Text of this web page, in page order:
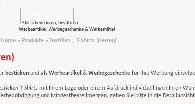
T-Shirts bedrucken, besticken
Werbeartikel, Werbegeschenke & Werbemittel
Home» Produkte» Textilien» T-Shirts (Herren)
bestickenund als Werbeartikel & Werbegeschenkefür Ihre Werbung
T-Shirtsmit Ihrem Logo oder einem Aufdruck individuell nach Ihren
und Mindestbestellmengen, gehen Sie bitte in die